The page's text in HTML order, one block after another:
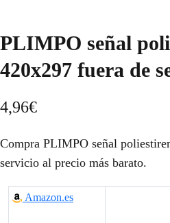
PLIMPO señal
420x297 fuera de
4,96€
Compra PLIMPO señal
servicio al precio más barato.
Amazon.es